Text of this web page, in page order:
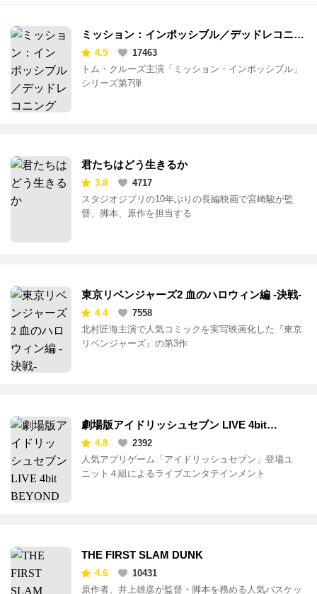
ミッション：インポッシブル／デッドレコニン
グ PART ONE
4.5
17463
トム・クルーズ主演「ミッション・インポッシブル」
シリーズ第7弾
君たちはどう生きるか
3.8
4717
スタジオジブリの10年ぶりの長編映画で宮崎駿が監
督、脚本、原作を担当する
東京リベンジャーズ2 血のハロウィン編 -決戦-
4.4
7558
北村匠海主演で人気コミックを実写映画化した『東京
リベンジャーズ』の第3作
劇場版アイドリッシュセブン LIVE 4bit
BEYOND THE PERiOD
4.8
2392
人気アプリゲーム「アイドリッシュセブン」登場ユ
ニット４組によるライブエンタテインメント
THE FIRST SLAM DUNK
4.6
10431
原作者、井上雄彦が監督・脚本を務める人気バスケッ